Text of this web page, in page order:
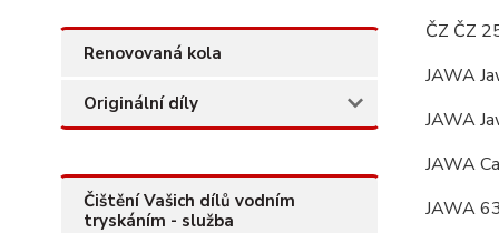
Renovovaná kola
Originální díly
Čištění Vašich dílů vodním
tryskáním - služba
ČZ ČZ
JAWA
JAWA
JAWA
JAWA